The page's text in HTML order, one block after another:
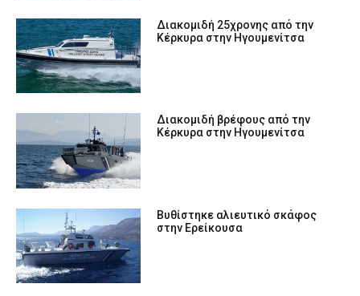
Διακομιδή 25χρονης από την
Κέρκυρα στην Ηγουμενίτσα
Διακομιδή βρέφους από την
Κέρκυρα στην Ηγουμενίτσα
Βυθίστηκε αλιευτικό σκάφος
στην Ερείκουσα